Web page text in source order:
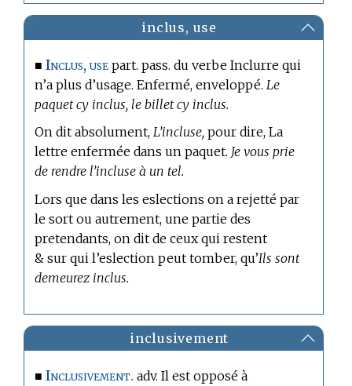
inclus, use
■Inclus, use part. pass. du verbe Inclurre qui
n’a plus d’usage. Enfermé, enveloppé. Le
paquet cy inclus, le billet cy inclus.
On dit absolument,L’incluse, pour dire, La
lettre enfermée dans un paquet. Je vous prie
de rendre l’incluse à un tel.
Lors que dans les eslections on a rejetté par
le sort ou autrement, une partie des
pretendants, on dit de ceux qui restent
& sur qui l’eslection peut tomber, qu’Ils sont
demeurez inclus.
inclusivement
■Inclusivement. adv. Il est opposé à